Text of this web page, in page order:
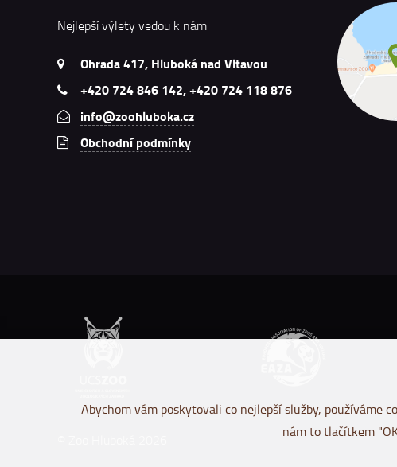
Nejlepší výlety vedou k nám
Ohrada 417, Hluboká nad Vltavou
+420 724 846 142, +420 724 118 876
info@zoohluboka.cz
Obchodní podmínky
Abychom vám poskytovali co nejlepší služby, používáme
nám to tlačítkem